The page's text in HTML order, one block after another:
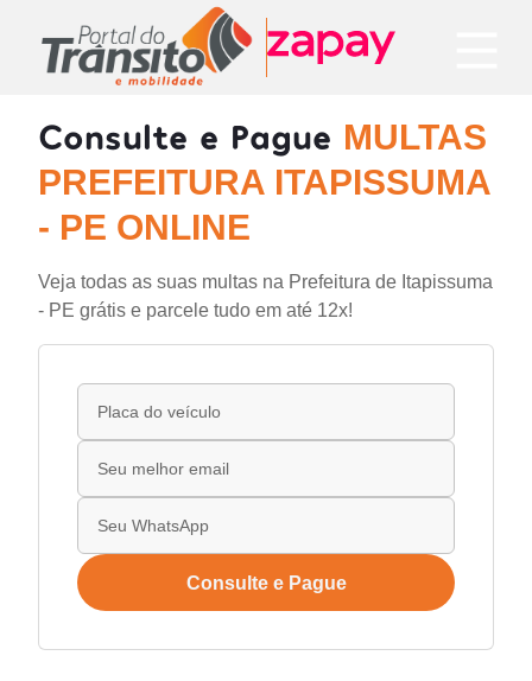
Consulte e Pague MULTAS
PREFEITURA ITAPISSUMA
- PE ONLINE
Veja todas as suas multas na Prefeitura de Itapissuma
- PE grátis e parcele tudo em até 12x!
Consulte e Pague